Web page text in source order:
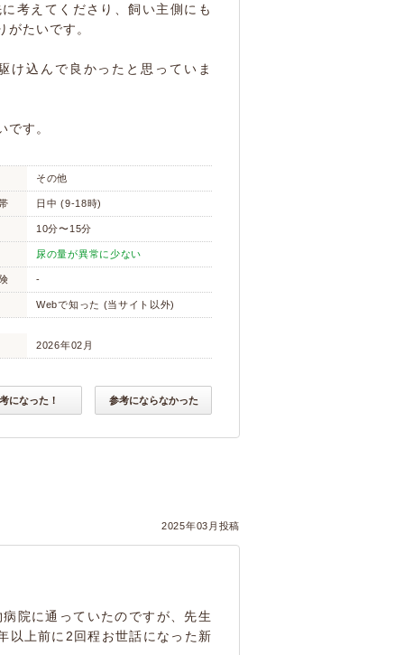
考えてくださり、飼い主側にも
たいです。
け込んで良かったと思っていま
す。
その他
日中 (9-18時)
10分〜15分
尿の量が異常に少ない
-
Webで知った (当サイト以外)
2026年02月
になった！ 参考にならなかった
2025年03月投稿
院に通っていたのですが、先生
以上前に2回程お世話になった新